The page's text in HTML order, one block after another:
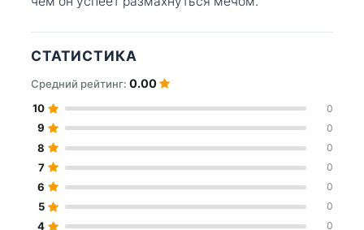
СТАТИСТИКА
Средний рейтинг: 0.00
10 0
9 0
8 0
7 0
6 0
5 0
4 0